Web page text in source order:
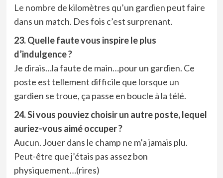
Le nombre de kilomètres qu’un gardien peut faire
dans un match. Des fois c’est surprenant.
23. Quelle faute vous inspire le plus
d’indulgence ?
Je dirais…la faute de main…pour un gardien. Ce
poste est tellement difficile que lorsque un
gardien se troue, ça passe en boucle à la télé.
24. Si vous pouviez choisir un autre poste, lequel
auriez-vous aimé occuper ?
Aucun. Jouer dans le champ ne m’a jamais plu.
Peut-être que j’étais pas assez bon
physiquement…(rires)